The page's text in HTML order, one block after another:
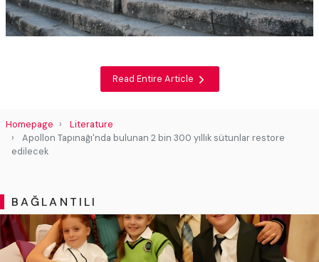
Read Entire Article
Homepage
Literature
Apollon Tapınağı'nda bulunan 2 bin 300 yıllık sütunlar restore
edilecek
BAĞLANTILI